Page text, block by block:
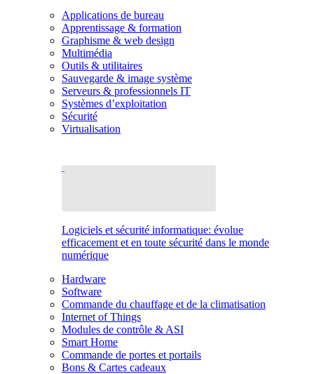
Applications de bureau
Apprentissage & formation
Graphisme & web design
Multimédia
Outils & utilitaires
Sauvegarde & image système
Serveurs & professionnels IT
Systèmes d’exploitation
Sécurité
Virtualisation
Logiciels et sécurité informatique: évolue
efficacement et en toute sécurité dans le monde
numérique
Hardware
Software
Commande du chauffage et de la climatisation
Internet of Things
Modules de contrôle & ASI
Smart Home
Commande de portes et portails
Bons & Cartes cadeaux